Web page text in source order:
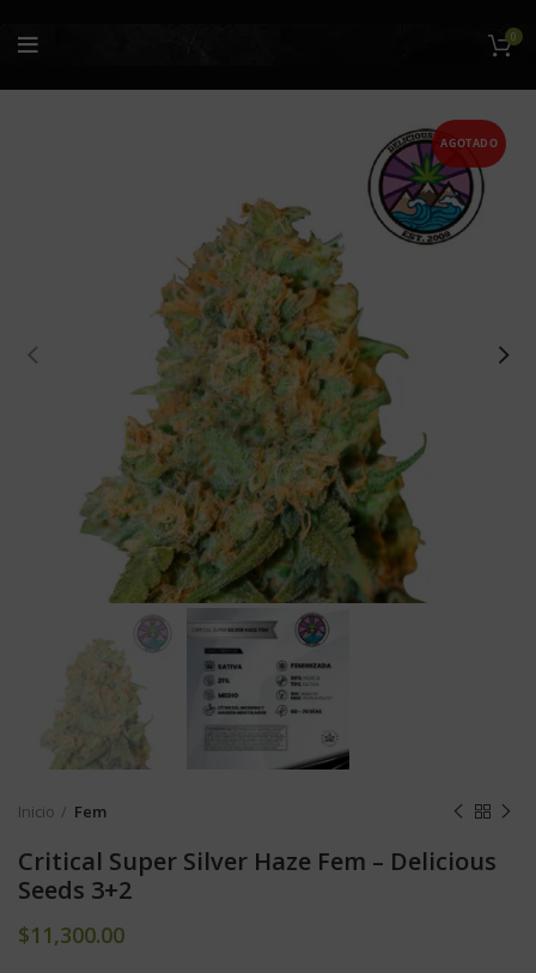
0
AGOTADO
Inicio Fem
Critical Super Silver Haze Fem – Delicious
Seeds 3+2
$11,300.00